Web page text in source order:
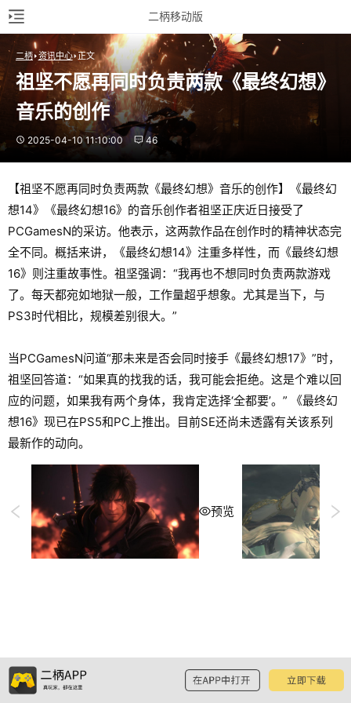
二柄移动版
二柄 资讯中心 正文
祖坚不愿再同时负责两款《最终幻想》
音乐的创作
2025-04-10 11:10:00 46
【祖坚不愿再同时负责两款《最终幻想》音乐的创作】《最终幻
想14》《最终幻想16》的音乐创作者祖坚正庆近日接受了
PCGamesN的采访。他表示，这两款作品在创作时的精神状态完
全不同。概括来讲，《最终幻想14》注重多样性，而《最终幻想
16》则注重故事性。祖坚强调：“我再也不想同时负责两款游戏
了。每天都宛如地狱一般，工作量超乎想象。尤其是当下，与
PS3时代相比，规模差别很大。”
当PCGamesN问道“那未来是否会同时接手《最终幻想17》”时，
祖坚回答道：“如果真的找我的话，我可能会拒绝。这是个难以回
应的问题，如果我有两个身体，我肯定选择‘全都要’。” 《最终幻
想16》现已在PS5和PC上推出。目前SE还尚未透露有关该系列
最新作的动向。
预览